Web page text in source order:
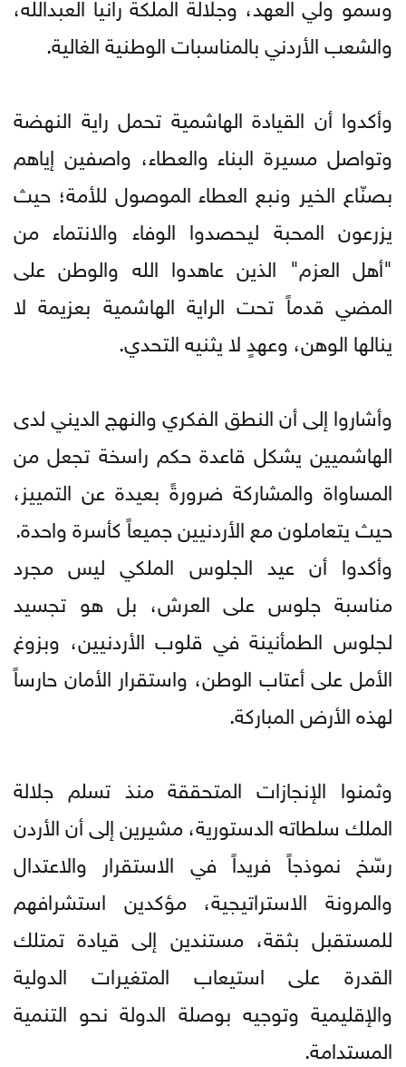
والشعب الأردني بالمناسبات الوطنية الغالية.
وأكدوا أن القيادة الهاشمية تحمل راية النهضة
وتواصل مسيرة البناء والعطاء، واصفين إياهم
بصنّاع الخير ونبع العطاء الموصول للأمة؛ حيث
يزرعون المحبة ليحصدوا الوفاء والانتماء من
"أهل العزم" الذين عاهدوا الله والوطن على
المضي قدماً تحت الراية الهاشمية بعزيمة لا
ينالها الوهن، وعهدٍ لا يثنيه التحدي.
وأشاروا إلى أن النطق الفكري والنهج الديني لدى
الهاشميين يشكل قاعدة حكم راسخة تجعل من
المساواة والمشاركة ضرورةً بعيدة عن التمييز،
حيث يتعاملون مع الأردنيين جميعاً كأسرة واحدة.
وأكدوا أن عيد الجلوس الملكي ليس مجرد
مناسبة جلوس على العرش، بل هو تجسيد
لجلوس الطمأنينة في قلوب الأردنيين، وبزوغ
الأمل على أعتاب الوطن، واستقرار الأمان حارساً
لهذه الأرض المباركة.
وثمنوا الإنجازات المتحققة منذ تسلم جلالة
الملك سلطاته الدستورية، مشيرين إلى أن الأردن
رسّخ نموذجاً فريداً في الاستقرار والاعتدال
والمرونة الاستراتيجية، مؤكدين استشرافهم
للمستقبل بثقة، مستندين إلى قيادة تمتلك
القدرة على استيعاب المتغيرات الدولية
والإقليمية وتوجيه بوصلة الدولة نحو التنمية
المستدامة.